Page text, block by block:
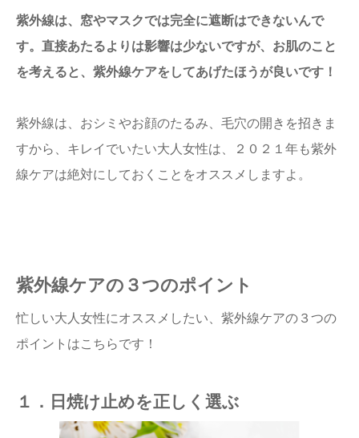
紫外線は、窓やマスクでは完全に遮断はできないんで
す。直接あたるよりは影響は少ないですが、お肌のこと
を考えると、紫外線ケアをしてあげたほうが良いです！
紫外線は、おシミやお顔のたるみ、毛穴の開きを招きま
すから、キレイでいたい大人女性は、２０２１年も紫外
線ケアは絶対にしておくことをオススメしますよ。
紫外線ケアの３つのポイント
忙しい大人女性にオススメしたい、紫外線ケアの３つの
ポイントはこちらです！
１．日焼け止めを正しく選ぶ